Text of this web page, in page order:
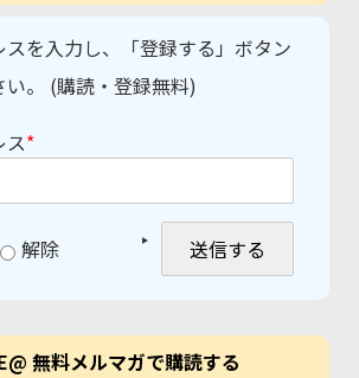
スを入力し、「登録する」ボタン
い。 (購読・登録無料)
ス*
解除
無料メルマガで購読する